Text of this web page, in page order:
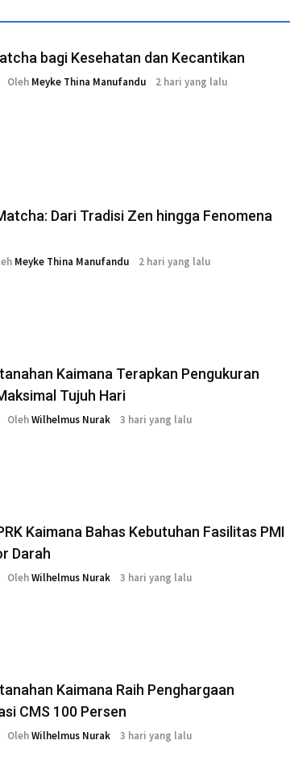
bagi Kesehatan dan Kecantikan
Oleh Meyke Thina Manufandu 2 hari yang lalu
Dari Tradisi Zen hingga Fenomena
Meyke Thina Manufandu 2 hari yang lalu
Kaimana Terapkan Pengukuran
Tujuh Hari
OlehWilhelmus Nurak 3 hari yang lalu
Kaimana Bahas Kebutuhan Fasilitas PMI
Darah
OlehWilhelmus Nurak 3 hari yang lalu
Kaimana Raih Penghargaan
CMS 100 Persen
OlehWilhelmus Nurak 3 hari yang lalu